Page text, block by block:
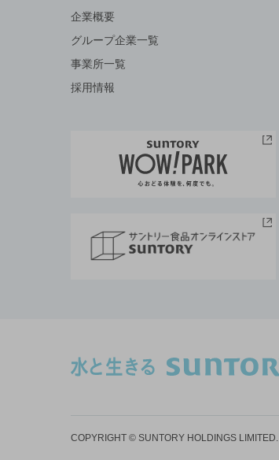
企業概要
グループ企業一覧
事業所一覧
採用情報
COPYRIGHT © SUNTORY HOLDINGS LIMITED.